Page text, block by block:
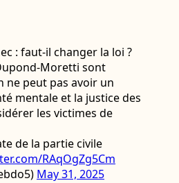
: faut-il changer la loi ?
Moretti sont
ne peut pas avoir un
mentale et la justice des
les victimes de
de la partie civile
RAqOgZg5Cm
May 31, 2025